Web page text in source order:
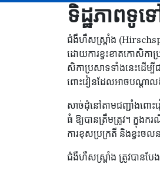
ទិដ្ឋភាពទូទ
ជំងឺហឺសស្ព្រាំង
ដោយការខ្វះខាតកោសិកា
សិកាប្រសាទទាំងនេះដើម្
ពោះវៀនដែលអាចបណ្តាលឱ្យ
សាច់ដុំនៅតាមជញ្ជាំងពោ
ធំ ឱ្យបានត្រឹមត្រូវ។ ក្នុង
ការខុសប្រក្រតី និងខ្វះចល
ជំងឺហឺសស្ព្រាំង ត្រូវបានបែ